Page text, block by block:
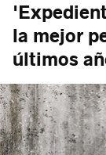
la mejor
últimos